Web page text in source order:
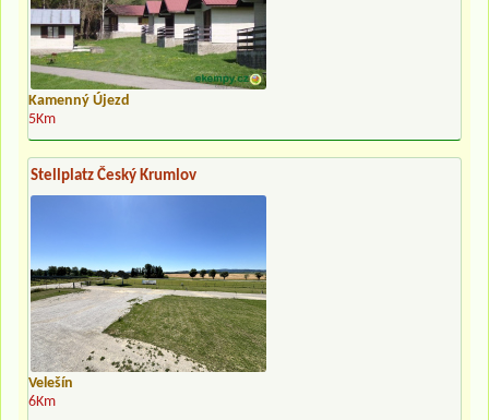
Kamenný Újezd
5Km
Stellplatz Český Krumlov
Velešín
6Km